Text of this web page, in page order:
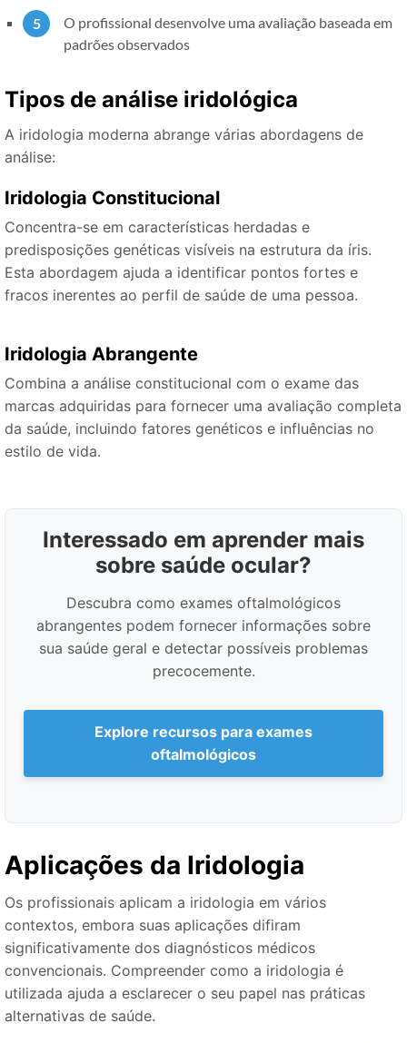
O profissional desenvolve uma avaliação baseada em
padrões observados
Tipos de análise iridológica
A iridologia moderna abrange várias abordagens de
análise:
Iridologia Constitucional
Concentra-se em características herdadas e
predisposições genéticas visíveis na estrutura da íris.
Esta abordagem ajuda a identificar pontos fortes e
fracos inerentes ao perfil de saúde de uma pessoa.
Iridologia Abrangente
Combina a análise constitucional com o exame das
marcas adquiridas para fornecer uma avaliação completa
da saúde, incluindo fatores genéticos e influências no
estilo de vida.
Interessado em aprender mais
sobre saúde ocular?
Descubra como exames oftalmológicos
abrangentes podem fornecer informações sobre
sua saúde geral e detectar possíveis problemas
precocemente.
Explore recursos para exames
oftalmológicos
Aplicações da Iridologia
Os profissionais aplicam a iridologia em vários
contextos, embora suas aplicações difiram
significativamente dos diagnósticos médicos
convencionais. Compreender como a iridologia é
utilizada ajuda a esclarecer o seu papel nas práticas
alternativas de saúde.